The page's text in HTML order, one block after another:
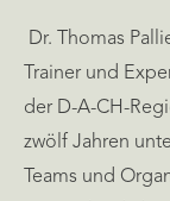
Dr. Thomas
Trainer und
der D-A-CH-
zwölf Jahren
Teams und